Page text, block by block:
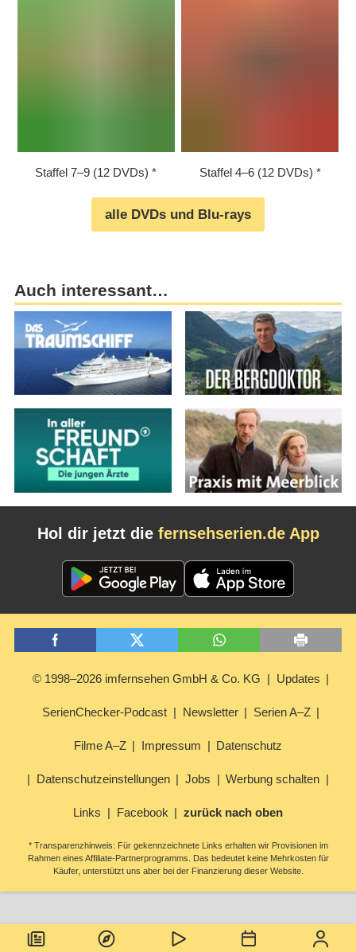
Staffel 7⁠–⁠9 (12 DVDs) Staffel 4⁠–⁠6 (12 DVDs)
alle DVDs und Blu-rays
Auch interessant…
Hol dir jetzt die fernsehserien.de App
© 1998–2026 imfernsehen GmbH & Co. KG Updates
SerienChecker-Podcast Newsletter Serien A–Z
Filme A–Z Impressum Datenschutz
Datenschutzeinstellungen Jobs Werbung schalten
Links Facebook zurück nach oben
* Transparenzhinweis: Für gekennzeichnete Links erhalten wir Provisionen im
Rahmen eines Affiliate-Partnerprogramms. Das bedeutet keine Mehrkosten für
Käufer, unterstützt uns aber bei der Finanzierung dieser Website.